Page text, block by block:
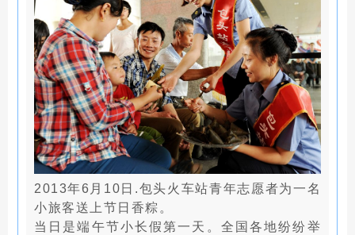
2013年6月10日.包头火车站青年志愿者为一名
小旅客送上节日香粽。
当日是端午节小长假第一天。全国各地纷纷举